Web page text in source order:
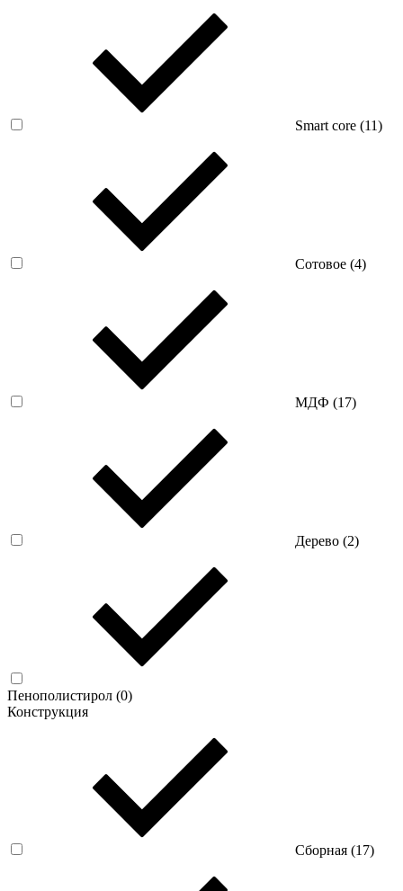
Smart core (11)
Сотовое (4)
МДФ (17)
Дерево (2)
Пенополистирол (0)
Конструкция
Сборная (17)